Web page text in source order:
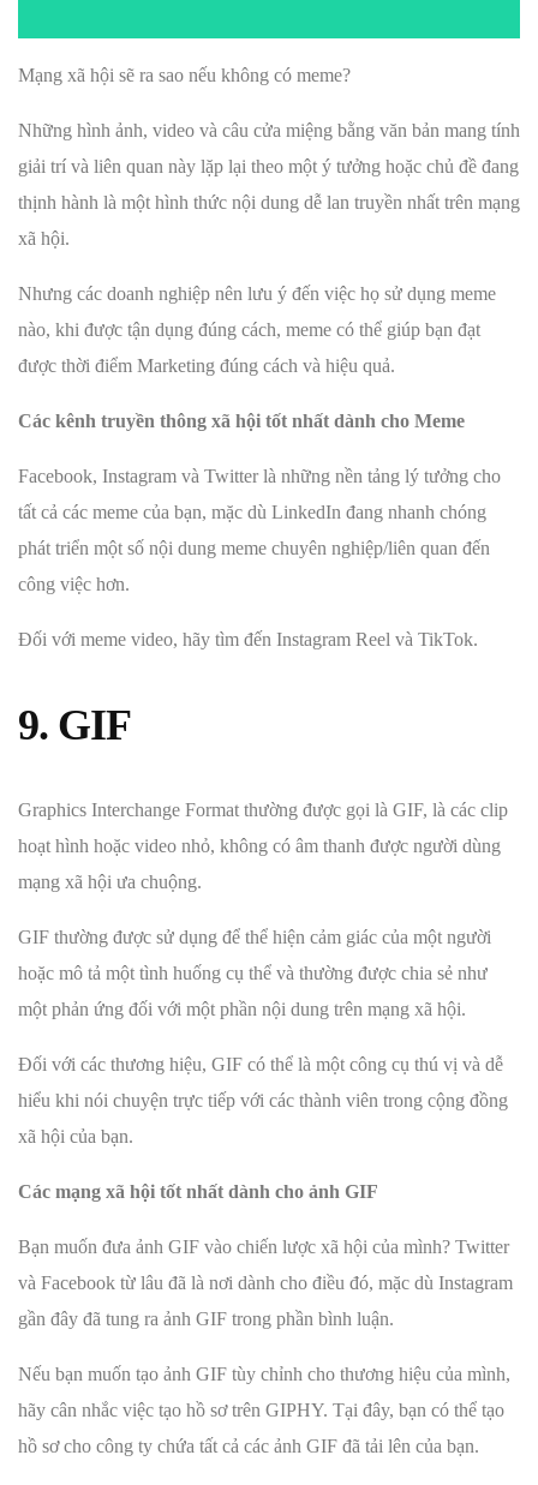
Mạng xã hội sẽ ra sao nếu không có meme?
Những hình ảnh, video và câu cửa miệng bằng văn bản mang tính
giải trí và liên quan này lặp lại theo một ý tưởng hoặc chủ đề đang
thịnh hành là một hình thức nội dung dễ lan truyền nhất trên mạng
xã hội.
Nhưng các doanh nghiệp nên lưu ý đến việc họ sử dụng meme
nào, khi được tận dụng đúng cách, meme có thể giúp bạn đạt
được thời điểm Marketing đúng cách và hiệu quả.
Các kênh truyền thông xã hội tốt nhất dành cho Meme
Facebook, Instagram và Twitter là những nền tảng lý tưởng cho
tất cả các meme của bạn, mặc dù LinkedIn đang nhanh chóng
phát triển một số nội dung meme chuyên nghiệp/liên quan đến
công việc hơn.
Đối với meme video, hãy tìm đến Instagram Reel và TikTok.
9. GIF
Graphics Interchange Format thường được gọi là GIF, là các clip
hoạt hình hoặc video nhỏ, không có âm thanh được người dùng
mạng xã hội ưa chuộng.
GIF thường được sử dụng để thể hiện cảm giác của một người
hoặc mô tả một tình huống cụ thể và thường được chia sẻ như
một phản ứng đối với một phần nội dung trên mạng xã hội.
Đối với các thương hiệu, GIF có thể là một công cụ thú vị và dễ
hiểu khi nói chuyện trực tiếp với các thành viên trong cộng đồng
xã hội của bạn.
Các mạng xã hội tốt nhất dành cho ảnh GIF
Bạn muốn đưa ảnh GIF vào chiến lược xã hội của mình? Twitter
và Facebook từ lâu đã là nơi dành cho điều đó, mặc dù Instagram
gần đây đã tung ra ảnh GIF trong phần bình luận.
Nếu bạn muốn tạo ảnh GIF tùy chỉnh cho thương hiệu của mình,
hãy cân nhắc việc tạo hồ sơ trên GIPHY. Tại đây, bạn có thể tạo
hồ sơ cho công ty chứa tất cả các ảnh GIF đã tải lên của bạn.